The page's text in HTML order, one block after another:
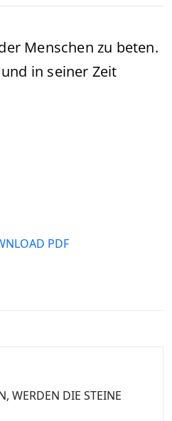
Menschen zu beten.
in seiner Zeit
PDF
WERDEN DIE STEINE